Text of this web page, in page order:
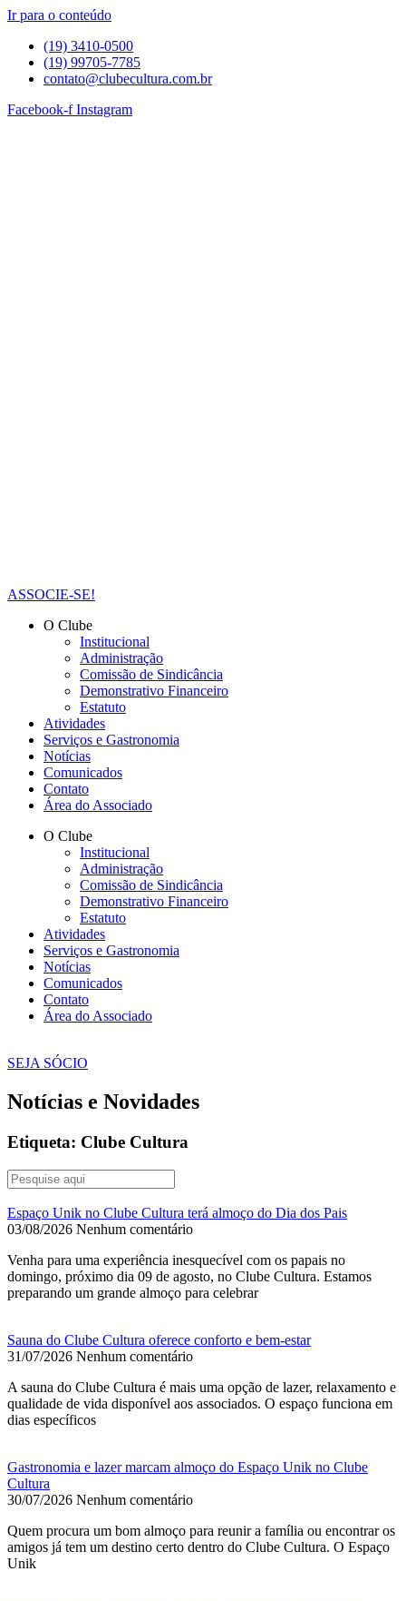
Ir para o conteúdo
(19) 3410-0500
(19) 99705-7785
contato@clubecultura.com.br
Facebook-f Instagram
ASSOCIE-SE!
O Clube
Institucional
Administração
Comissão de Sindicância
Demonstrativo Financeiro
Estatuto
Atividades
Serviços e Gastronomia
Notícias
Comunicados
Contato
Área do Associado
O Clube
Institucional
Administração
Comissão de Sindicância
Demonstrativo Financeiro
Estatuto
Atividades
Serviços e Gastronomia
Notícias
Comunicados
Contato
Área do Associado
SEJA SÓCIO
Notícias e Novidades
Etiqueta: Clube Cultura
Espaço Unik no Clube Cultura terá almoço do Dia dos Pais
03/08/2026 Nenhum comentário
Venha para uma experiência inesquecível com os papais no
domingo, próximo dia 09 de agosto, no Clube Cultura. Estamos
preparando um grande almoço para celebrar
Sauna do Clube Cultura oferece conforto e bem-estar
31/07/2026 Nenhum comentário
A sauna do Clube Cultura é mais uma opção de lazer, relaxamento e
qualidade de vida disponível aos associados. O espaço funciona em
dias específicos
Gastronomia e lazer marcam almoço do Espaço Unik no Clube
Cultura
30/07/2026 Nenhum comentário
Quem procura um bom almoço para reunir a família ou encontrar os
amigos já tem um destino certo dentro do Clube Cultura. O Espaço
Unik